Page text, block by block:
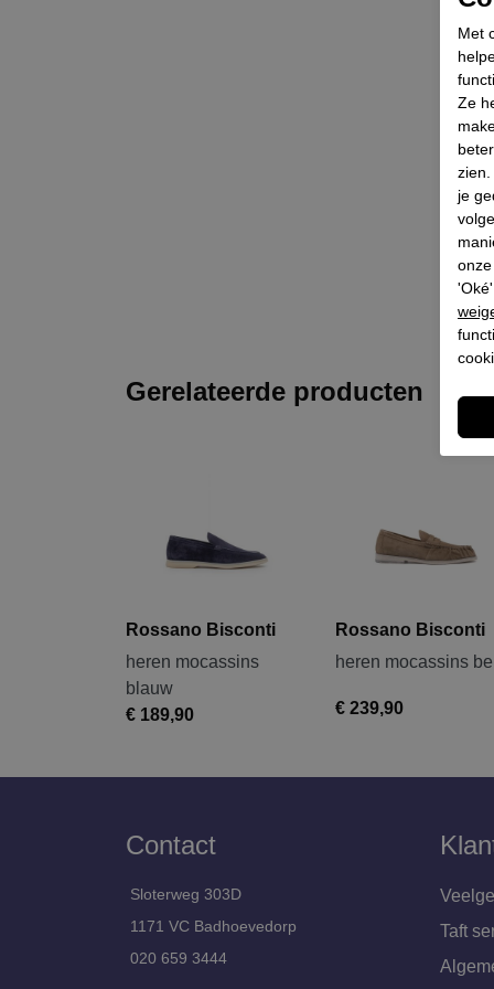
Gerelateerde producten
Rossano Bisconti
heren mocassins
blauw
€ 189,90
Rossano Bisconti
heren mocassins
€ 239,90
Contact
Sloterweg 303D
1171 VC Badhoevedorp
020 659 3444
Taft
Met
Ze
je